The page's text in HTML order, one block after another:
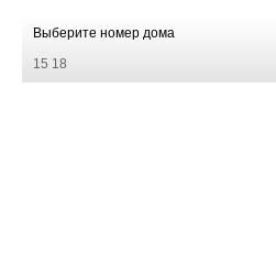
Выберите номер дома
15 18